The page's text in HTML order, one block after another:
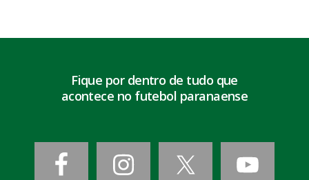
Fique por dentro de tudo que
acontece no futebol paranaense